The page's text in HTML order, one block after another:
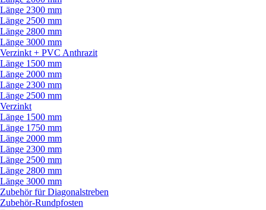
Länge 2300 mm
Länge 2500 mm
Länge 2800 mm
Länge 3000 mm
Verzinkt + PVC Anthrazit
Länge 1500 mm
Länge 2000 mm
Länge 2300 mm
Länge 2500 mm
Verzinkt
Länge 1500 mm
Länge 1750 mm
Länge 2000 mm
Länge 2300 mm
Länge 2500 mm
Länge 2800 mm
Länge 3000 mm
Zubehör für Diagonalstreben
Zubehör-Rundpfosten